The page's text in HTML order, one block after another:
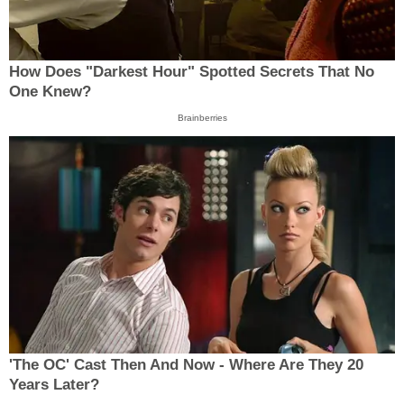
How Does "Darkest Hour" Spotted Secrets That No
One Knew?
Brainberries
'The OC' Cast Then And Now - Where Are They 20
Years Later?